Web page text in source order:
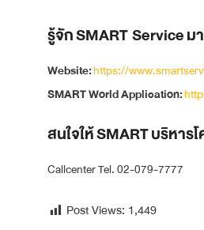
รู้จัก SMART Service ม
Website:https://
SMART World Application:
สนใจให้ SMART บริหาร
Callcenter Tel. 02-079-7777
Post Views: 1,449